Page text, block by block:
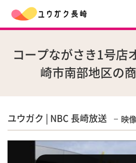
コープながさき1号店
崎市南部地区の
ユウガク | NBC 長崎放送 映